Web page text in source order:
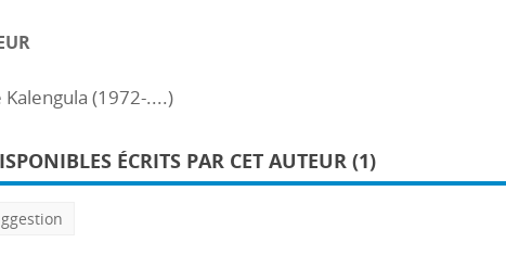
(1972-....)
ÉCRITS PAR CET AUTEUR (1)